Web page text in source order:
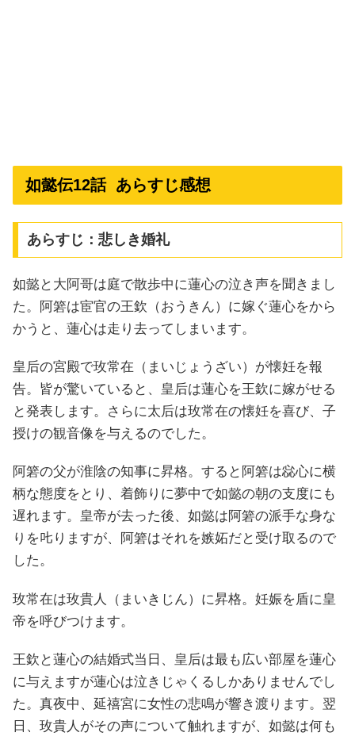
如懿伝12話 あらすじ感想
あらすじ：悲しき婚礼
如懿と大阿哥は庭で散歩中に蓮心の泣き声を聞きまし
た。阿箬は宦官の王欽（おうきん）に嫁ぐ蓮心をから
かうと、蓮心は走り去ってしまいます。
皇后の宮殿で玫常在（まいじょうざい）が懐妊を報
告。皆が驚いていると、皇后は蓮心を王欽に嫁がせる
と発表します。さらに太后は玫常在の懐妊を喜び、子
授けの観音像を与えるのでした。
阿箬の父が淮陰の知事に昇格。すると阿箬は惢心に横
柄な態度をとり、着飾りに夢中で如懿の朝の支度にも
遅れます。皇帝が去った後、如懿は阿箬の派手な身な
りを𠮟りますが、阿箬はそれを嫉妬だと受け取るので
した。
玫常在は玫貴人（まいきじん）に昇格。妊娠を盾に皇
帝を呼びつけます。
王欽と蓮心の結婚式当日、皇后は最も広い部屋を蓮心
に与えますが蓮心は泣きじゃくるしかありませんでし
た。真夜中、延禧宮に女性の悲鳴が響き渡ります。翌
日、玫貴人がその声について触れますが、如懿は何も